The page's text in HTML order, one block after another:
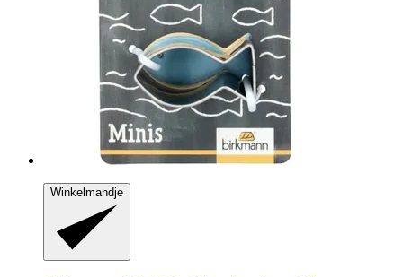
Winkelmandje